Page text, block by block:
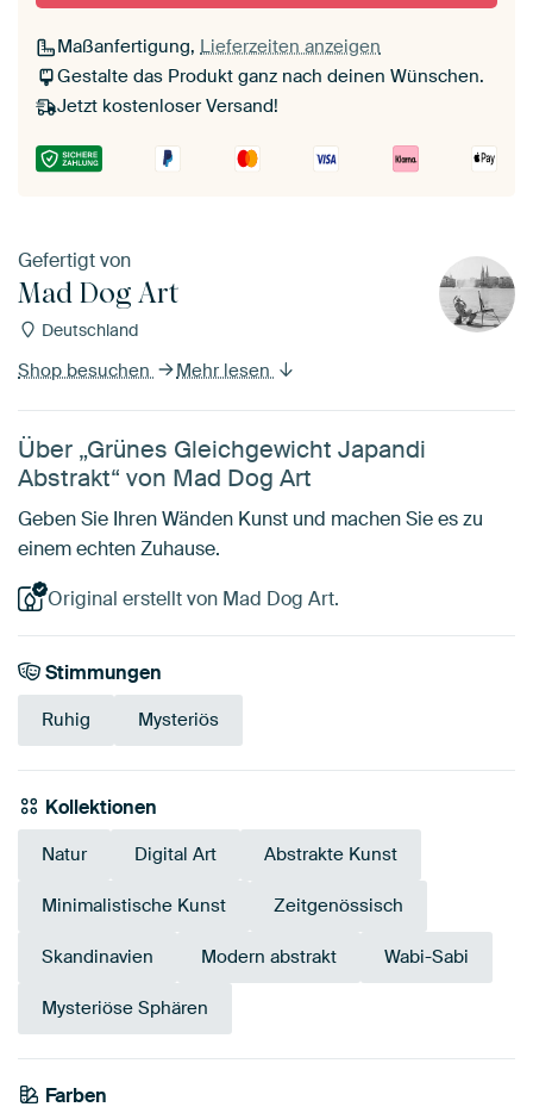
Maßanfertigung, Lieferzeiten anzeigen
Gestalte das Produkt ganz nach deinen Wünschen.
Jetzt kostenloser Versand!
Gefertigt von
Mad Dog Art
Deutschland
Shop besuchen Mehr lesen
Über „Grünes Gleichgewicht Japandi
Abstrakt“ von Mad Dog Art
Geben Sie Ihren Wänden Kunst und machen Sie es zu
einem echten Zuhause.
Original erstellt von Mad Dog Art.
Stimmungen
Ruhig Mysteriös
Kollektionen
Natur Digital Art Abstrakte Kunst
Minimalistische Kunst Zeitgenössisch
Skandinavien Modern abstrakt Wabi-Sabi
Mysteriöse Sphären
Farben
Salbeigrün
Grün